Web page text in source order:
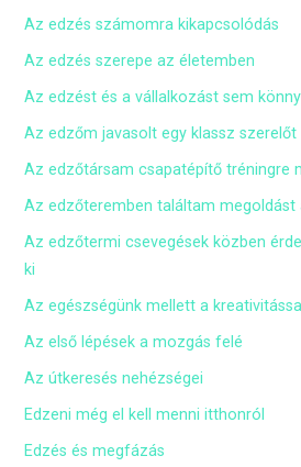
Az edzés számomra kikapcsolódás
Az edzés szerepe az életemben
Az edzést és a vállalkozást sem
Az edzőm javasolt egy klassz szerelőt
Az edzőtársam csapatépítő tréningre
Az edzőteremben találtam megoldást
Az edzőtermi csevegések közben
ki
Az egészségünk mellett a
Az első lépések a mozgás felé
Az útkeresés nehézségei
Edzeni még el kell menni itthonról
Edzés és megfázás